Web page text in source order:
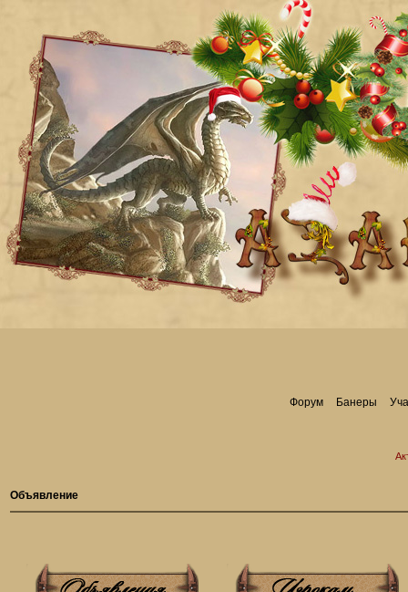
Форум Банеры
Объявление